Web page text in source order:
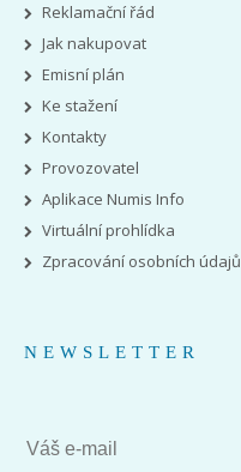
Reklamační řád
Jak nakupovat
Emisní plán
Ke stažení
Kontakty
Provozovatel
Aplikace Numis Info
Virtuální prohlídka
Zpracování osobních údajů
NEWSLETTER